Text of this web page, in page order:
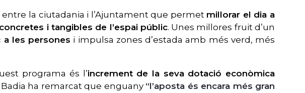
entre la ciutadania i l’Ajuntament que permet millorar el dia a
i tangibles de l’espai públic. Unes millores fruit d’un
a les persones i impulsa zones d’estada amb més verd, més
programa és l’increment de la seva dotació econòmica
Badia ha remarcat que enguany “l’aposta és encara més gran